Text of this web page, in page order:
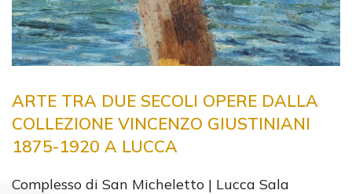
ARTE TRA DUE SECOLI OPERE DALLA
COLLEZIONE VINCENZO GIUSTINIANI
1875-1920 A LUCCA
​Complesso di San Micheletto | Lucca Sala